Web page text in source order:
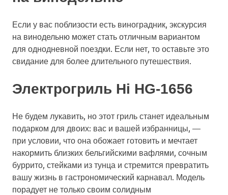
Если у вас поблизости есть виноградник, экскурсия
на винодельню может стать отличным вариантом
для однодневной поездки. Если нет, то оставьте это
свидание для более длительного путешествия.
Электрогриль Hi HG-1656
Не будем лукавить, но этот гриль станет идеальным
подарком для двоих: вас и вашей избранницы, —
при условии, что она обожает готовить и мечтает
накормить близких бельгийскими вафлями, сочным
буррито, стейками из тунца и стремится превратить
вашу жизнь в гастрономический карнавал. Модель
порадует не только своим солидным